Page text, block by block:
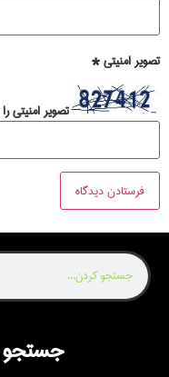
تصویر امنیتی*
تصویر امنیتی